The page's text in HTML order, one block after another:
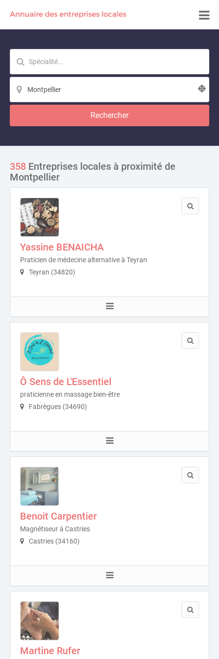
Rechercher
358 Entreprises locales à proximité de
Montpellier
Yassine BENAICHA
Praticien de médecine alternative à Teyran
Teyran (34820)
Ô Sens de L'Essentiel
praticienne en massage bien-être
Fabrègues (34690)
Benoit Carpentier
Magnétiseur à Castries
Castries (34160)
Martine Rufer